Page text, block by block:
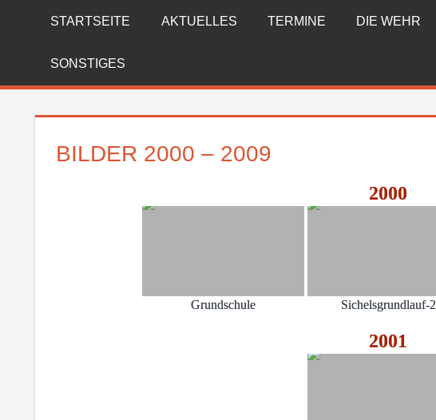
FREIWILLIGE
FEUERWEHR
REICHENBERG
STARTSEITE AKTUELLES TERMINE DIE WEHR
SONSTIGES
BILDER 2000 – 2009
2000
Grundschule Sichelsgrundlauf-2
2001